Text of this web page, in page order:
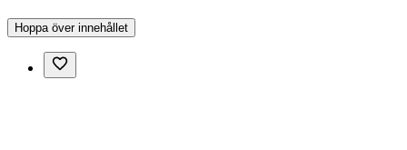
Hoppa över innehållet